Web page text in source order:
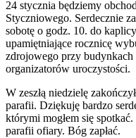
24 stycznia będziemy
Styczniowego. Serdecznie
sobotę o godz. 10. do
upamiętniające rocznicę
zdrojowego przy
organizatorów uroczystości.
W zeszłą niedzielę
parafii. Dziękuję bardzo
którymi mogłem się
parafii ofiary. Bóg zapłać.